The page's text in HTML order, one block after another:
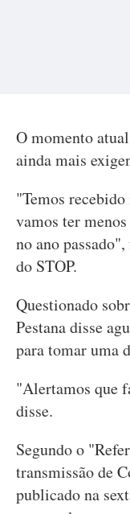
O momento
ainda mais
"Temos
vamos ter
no ano
do STOP.
Questionado
Pestana disse
para tomar uma
"Alertamos que
disse.
Segundo o
transmissão de
publicado na